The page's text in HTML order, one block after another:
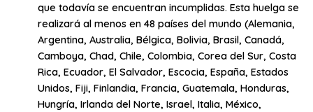
que todavía se encuentran incumplidas. Esta huelga se
realizará al menos en 48 países del mundo (Alemania,
Argentina, Australia, Bélgica, Bolivia, Brasil, Canadá,
Camboya, Chad, Chile, Colombia, Corea del Sur, Costa
Rica, Ecuador, El Salvador, Escocia, España, Estados
Unidos, Fiji, Finlandia, Francia, Guatemala, Honduras,
Hungría, Irlanda del Norte, Israel, Italia, México,